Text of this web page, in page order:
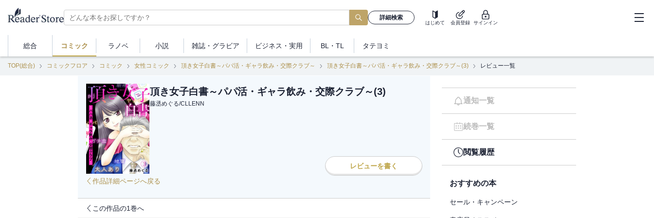
詳細検索
はじめて 会員登録 サインイン
総合 コミック ラノベ 小説 雑誌・ グラビア ビジネス ・実用 BL・TL タテヨミ
TOP(総合) コミックフロア コミック 女性コミック 頂き女子白書～パパ活・ギャラ飲み・交際クラブ～ 頂き女子白書～パパ活・ギャラ飲み・交際クラブ～(3) レビュー一覧
頂き女子白書～パパ活・ギャラ飲み・交際クラブ～(3)
藤丞めぐる/CLLENN
レビューを書く
作品詳細ページへ戻る
この作品の1巻へ
通知一覧
続巻一覧
閲覧履歴
おすすめの本
セール・キャンペーン